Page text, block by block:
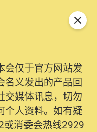
会仅于官方网站发
名义发出的产品回
交媒体讯息，切勿
个人资料。如有疑
消委会热线2929
关闭